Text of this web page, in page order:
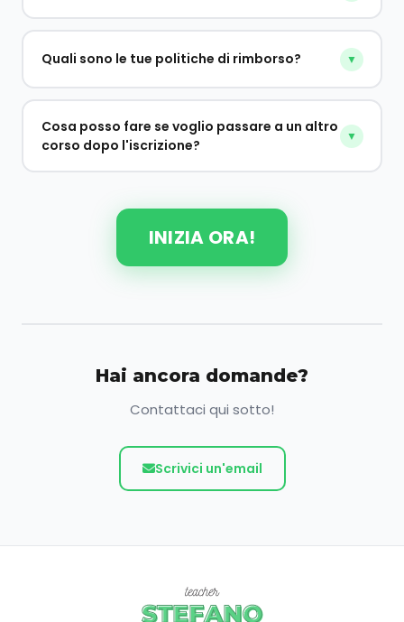
Quali sono le tue politiche di rimborso? ▼
Cosa posso fare se voglio passare a un altro
corso dopo l'iscrizione?
▼
INIZIA ORA!
Hai ancora domande?
Contattaci qui sotto!
Scrivici un'email